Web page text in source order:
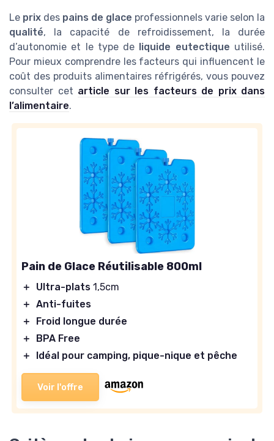
Le prix des pains de glace professionnels varie selon la
qualité, la capacité de refroidissement, la durée
d’autonomie et le type de
liquide eutectique utilisé.
Pour mieux comprendre les facteurs qui influencent le
coût des produits alimentaires réfrigérés, vous pouvez
consulter cet article sur les facteurs de prix dans
l’alimentaire.
Pain de Glace Réutilisable 800ml
＋ Ultra-plats 1,5cm
＋ Anti-fuites
＋
Froid longue durée
＋
BPA Free
＋
Idéal pour camping, pique-nique et pêche
Voir l'offre